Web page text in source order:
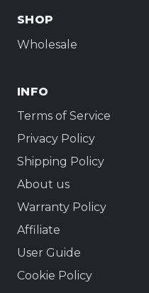
SHOP
Wholesale
INFO
Terms of Service
Privacy Policy
Shipping Policy
About us
Warranty Policy
Affiliate
User Guide
Cookie Policy